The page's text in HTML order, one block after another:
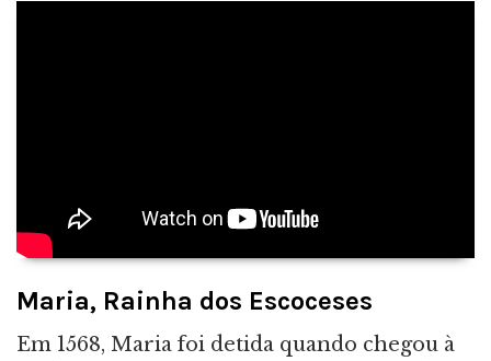
Maria, Rainha dos Escoceses
Em 1568, Maria foi detida quando chegou à